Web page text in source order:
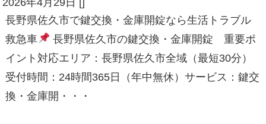
長野県佐久市で鍵交換・金庫開錠なら生活トラブル
救急車
長野県佐久市の鍵交換・金庫開錠 重要ポ
イント対応エリア：長野県佐久市全域（最短30分）
受付時間：24時間365日（年中無休）サービス：鍵交
換・金庫開・・・